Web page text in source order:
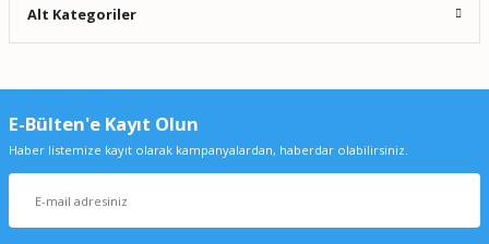
Alt Kategoriler
E-Bülten'e Kayıt Olun
Haber listemize kayıt olarak kampanyalardan, haberdar olabilirsiniz.